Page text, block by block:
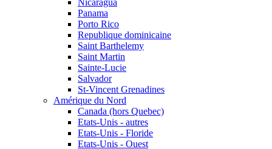
Nicaragua
Panama
Porto Rico
Republique dominicaine
Saint Barthelemy
Saint Martin
Sainte-Lucie
Salvador
St-Vincent Grenadines
Amérique du Nord
Canada (hors Quebec)
Etats-Unis - autres
Etats-Unis - Floride
Etats-Unis - Ouest